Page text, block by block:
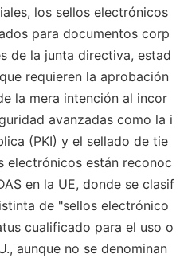
los sellos electrónicos
para documentos corp
de la junta directiva, estad
requieren la aprobación
la mera intención al incor
avanzadas como la i
(PKI) y el sellado de tie
electrónicos están reconoc
en la UE, donde se clasif
de "sellos electrónico
cualificado para el uso o
aunque no se denominan